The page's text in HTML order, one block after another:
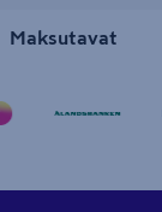
Maksutavat